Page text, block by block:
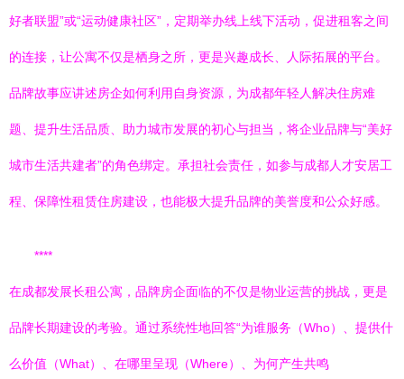
好者联盟”或“运动健康社区”，定期举办线上线下活动，促进租客之间
的连接，让公寓不仅是栖身之所，更是兴趣成长、人际拓展的平台。
品牌故事应讲述房企如何利用自身资源，为成都年轻人解决住房难
题、提升生活品质、助力城市发展的初心与担当，将企业品牌与“美好
城市生活共建者”的角色绑定。承担社会责任，如参与成都人才安居工
程、保障性租赁住房建设，也能极大提升品牌的美誉度和公众好感。
****
在成都发展长租公寓，品牌房企面临的不仅是物业运营的挑战，更是
品牌长期建设的考验。通过系统性地回答“为谁服务（Who）、提供什
么价值（What）、在哪里呈现（Where）、为何产生共鸣